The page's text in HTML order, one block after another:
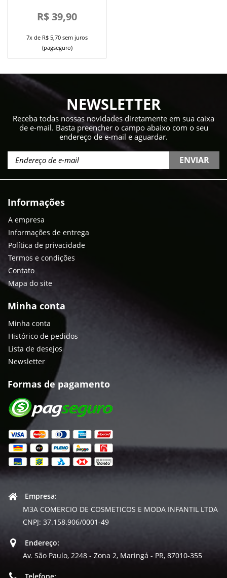
R$ 39,90
7x de R$ 5,70 sem juros
(pagseguro)
NEWSLETTER
Receba todas nossas novidades diretamente em sua caixa
de e-mail. Basta preencher o campo abaixo com o seu
endereço de e-mail e aguardar.
ENVIAR
Informações
A empresa
Informações de entrega
Política de privacidade
Termos e condições
Contato
Mapa do site
Minha conta
Minha conta
Histórico de pedidos
Lista de desejos
Newsletter
Formas de pagamento
Empresa:
M3A COMERCIO DE COSMETICOS E MODA INFANTIL LTDA
CNPJ: 37.158.906/0001-49
Endereço:
Av. São Paulo, 2248 - Zona 2, Maringá - PR, 87010-355